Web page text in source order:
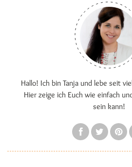
Hallo! Ich bin Tanja und lebe seit
Hier zeige ich Euch wie einfach
sein kann!